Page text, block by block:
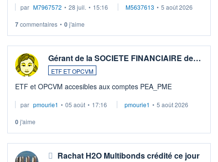
par M7967572 • 28 juil. • 15:16 M5637613 • 5 août 2026
7commentaires • 0j'aime
Gérant de la SOCIETE FINANCIAIRE de…
ETF ET OPCVM
ETF et OPCVM accesibles aux comptes PEA_PME
par pmourie1 • 05 août • 17:16 pmourie1 • 5 août 2026
0j'aime
Rachat H2O Multibonds crédité ce jour